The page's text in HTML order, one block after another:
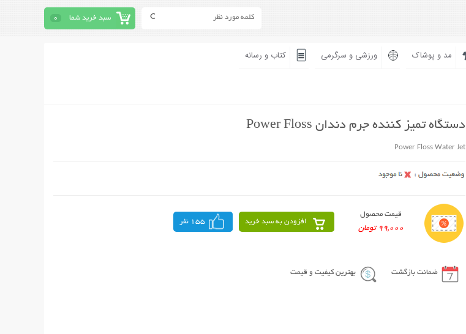
سبد خرید شما 0
مد و پوشاک ورزشی و سرگرمی کتاب و رسانه
دستگاه تمیز کننده جرم دندان Power Floss
Power Floss Water Jet
قیمت محصول
99,000 تومان
افزودن به سبد خرید 155 نفر
ضمانت بازگشت بهترین کیفیت و قیمت